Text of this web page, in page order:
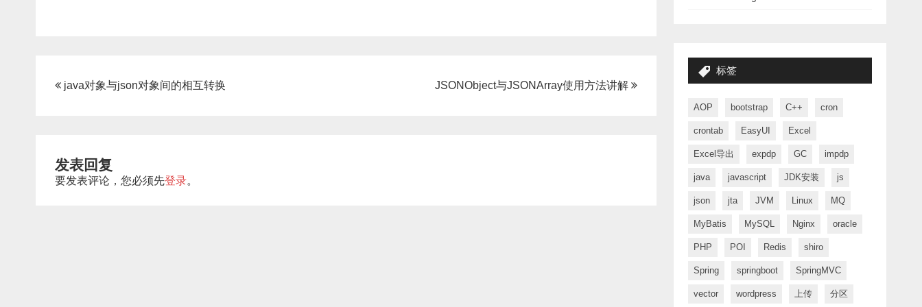
文java对象与json对象间的相互转换 JSONObject与JSONArray使用方法讲解
发表回复
要发表评论，您必须先登录。
标签
AOP bootstrap C++ cron
crontab EasyUI Excel
Excel导出 expdp GC impdp
java javascript JDK安装 js
json jta JVM Linux MQ
MyBatis MySQL Nginx oracle
PHP POI Redis shiro
Spring springboot SpringMVC
vector wordpress 上传 分区